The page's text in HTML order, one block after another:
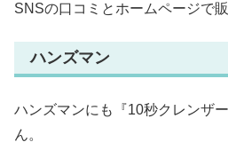
SNSの口コミとホームページで
ハンズマン
ハンズマンにも『10秒クレンザ
ん。